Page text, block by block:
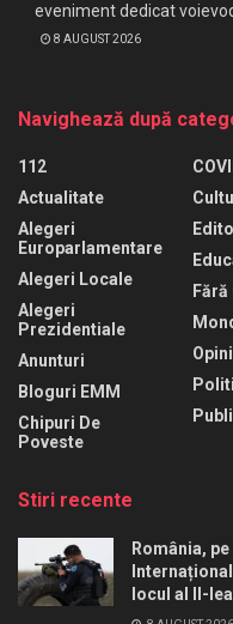
eveniment dedicat
8 AUGUST 2026
Navighează după
112
Actualitate
Alegeri
Europarlamentare
Alegeri Locale
Alegeri
Prezidentiale
Anunturi
Bloguri EMM
Chipuri De
Poveste
Stiri recente
România,
locul al II-lea